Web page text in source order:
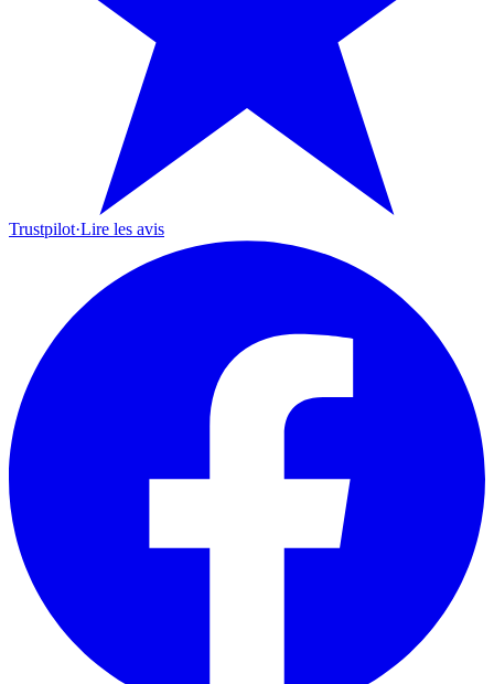
Trustpilot·Lire les avis